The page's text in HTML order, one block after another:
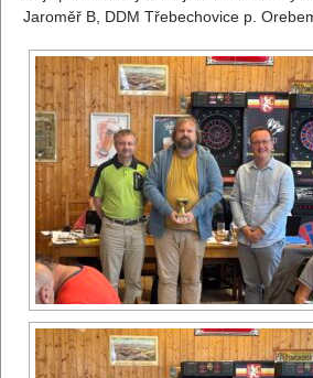
Jaroměř B, DDM Třebechovice p.